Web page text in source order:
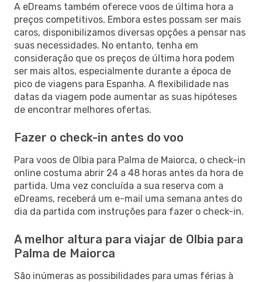
A eDreams também oferece voos de última hora a
preços competitivos. Embora estes possam ser mais
caros, disponibilizamos diversas opções a pensar nas
suas necessidades. No entanto, tenha em
consideração que os preços de última hora podem
ser mais altos, especialmente durante a época de
pico de viagens para Espanha. A flexibilidade nas
datas da viagem pode aumentar as suas hipóteses
de encontrar melhores ofertas.
Fazer o check-in antes do voo
Para voos de Olbia para Palma de Maiorca, o check-in
online costuma abrir 24 a 48 horas antes da hora de
partida. Uma vez concluída a sua reserva com a
eDreams, receberá um e-mail uma semana antes do
dia da partida com instruções para fazer o check-in.
A melhor altura para viajar de Olbia para
Palma de Maiorca
São inúmeras as possibilidades para umas férias à